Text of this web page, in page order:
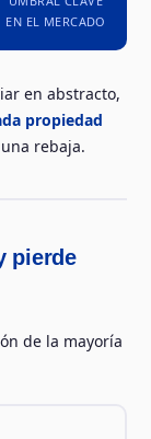
EN EL MERCADO
en abstracto,
propiedad
rebaja.
pierde
de la mayoría